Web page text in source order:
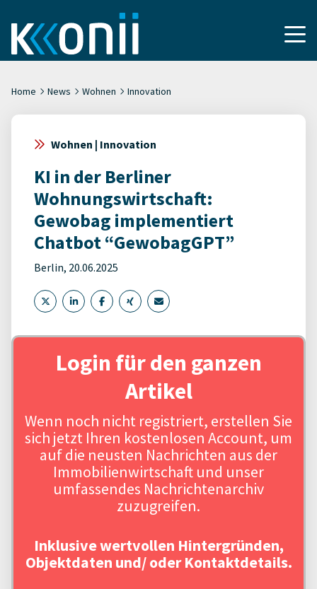
Home News Wohnen Innovation
Wohnen | Innovation
KI in der Berliner
Wohnungswirtschaft:
Gewobag implementiert
Chatbot “GewobagGPT”
Berlin, 20.06.2025
Login für den ganzen
Artikel
Wenn noch nicht registriert, erstellen Sie
sich jetzt Ihren kostenlosen Account, um
auf die neusten Nachrichten aus der
Immobilienwirtschaft und unser
umfassendes Nachrichtenarchiv
zuzugreifen.
Inklusive wertvollen Hintergründen,
Objektdaten und/ oder Kontaktdetails.